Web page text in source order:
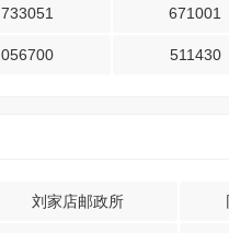
733051 671001
056700 511430
刘家店邮政所